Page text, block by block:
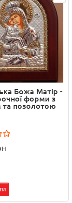
Божа Матір -
форми з
та позолотою